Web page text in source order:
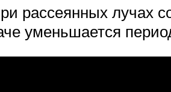
рассеянных лучах
уменьшается